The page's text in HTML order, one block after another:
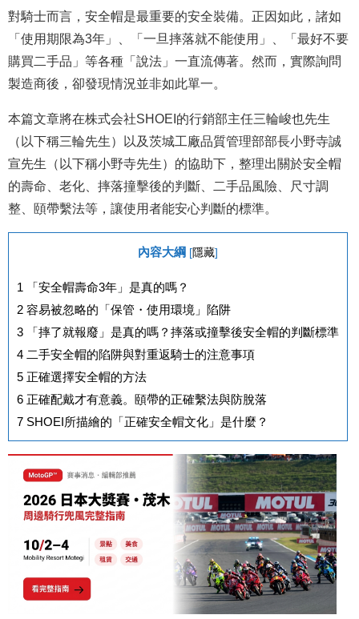
對騎士而言，安全帽是最重要的安全裝備。正因如此，諸如
「使用期限為3年」、「一旦摔落就不能使用」、「最好不要
購買二手品」等各種「說法」一直流傳著。然而，實際詢問
製造商後，卻發現情況並非如此單一。
本篇文章將在株式会社SHOEI的行銷部主任三輪峻也先生
（以下稱三輪先生）以及茨城工廠品質管理部部長小野寺誠
宣先生（以下稱小野寺先生）的協助下，整理出關於安全帽
的壽命、老化、摔落撞擊後的判斷、二手品風險、尺寸調
整、頤帶繫法等，讓使用者能安心判斷的標準。
內容大綱 [隱藏]
1
「安全帽壽命3年」是真的嗎？
2 容易被忽略的「保管・使用環境」陷阱
3 「摔了就報廢」是真的嗎？摔落或撞擊後安全帽的判斷標準
4 二手安全帽的陷阱與對重返騎士的注意事項
5 正確選擇安全帽的方法
6 正確配戴才有意義。頤帶的正確繫法與防脫落
7 SHOEI所描繪的「正確安全帽文化」是什麼？